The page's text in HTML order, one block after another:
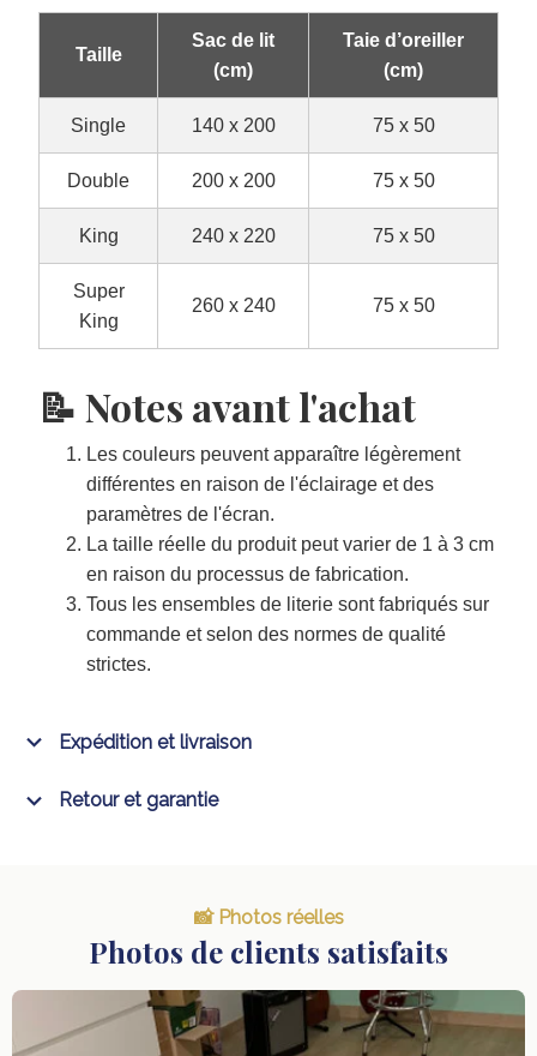
Taille
Sac de lit
(cm)
Taie d’oreiller
(cm)
Single 140 x 200 75 x 50
Double 200 x 200 75 x 50
King 240 x 220 75 x 50
Super
King
260 x 240 75 x 50
📝 Notes avant l'achat
Les couleurs peuvent apparaître légèrement
différentes en raison de l'éclairage et des
paramètres de l'écran.
La taille réelle du produit peut varier de 1 à 3 cm
en raison du processus de fabrication.
Tous les ensembles de literie sont fabriqués sur
commande et selon des normes de qualité
strictes.
Expédition et livraison
Retour et garantie
📸 Photos réelles
Photos de clients satisfaits